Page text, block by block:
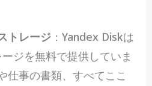
トレージ：Yandex Diskは
ジを無料で提供していま
仕事の書類、すべてここ